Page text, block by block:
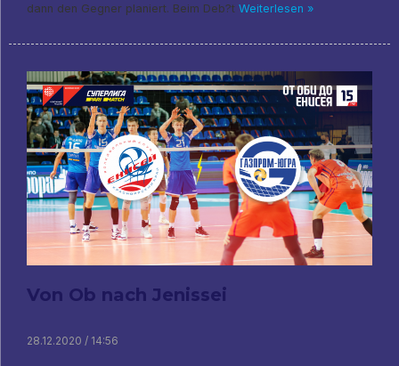
dann den Gegner planiert. Beim Deb?t Weiterlesen »
Von Ob nach Jenissei
28.12.2020 / 14:56